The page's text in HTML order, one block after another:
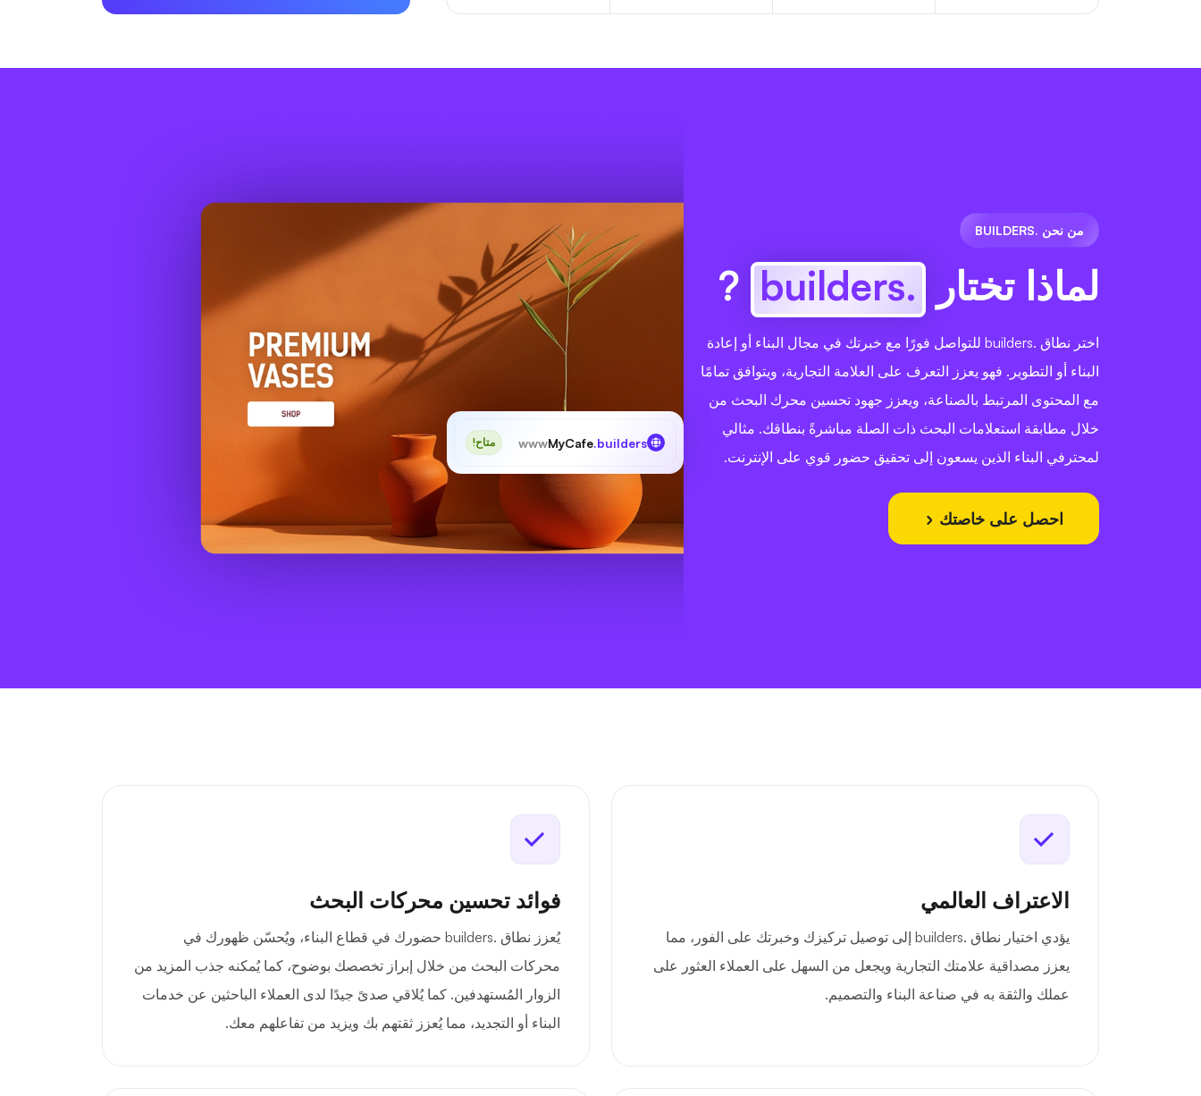
من نحن .BUILDERS
لماذا تختار .builders
?
اختر نطاق .builders للتواصل فورًا مع خبرتك في مجال البناء أو إعادة
البناء أو التطوير. فهو يعزز التعرف على العلامة التجارية، ويتوافق تمامًا
مع المحتوى المرتبط بالصناعة، ويعزز جهود تحسين محرك البحث من
خلال مطابقة استعلامات البحث ذات الصلة مباشرةً بنطاقك. مثالي
لمحترفي البناء الذين يسعون إلى تحقيق حضور قوي على الإنترنت.
احصل على خاصتك
wwwMyCafe.builders متاح!
الاعتراف العالمي
يؤدي اختيار نطاق .builders إلى توصيل تركيزك وخبرتك على الفور، مما
يعزز مصداقية علامتك التجارية ويجعل من السهل على العملاء العثور على
عملك والثقة به في صناعة البناء والتصميم.
فوائد تحسين محركات البحث
يُعزز نطاق .builders حضورك في قطاع البناء، ويُحسّن ظهورك في
محركات البحث من خلال إبراز تخصصك بوضوح، كما يُمكنه جذب المزيد من
الزوار المُستهدفين. كما يُلاقي صدىً جيدًا لدى العملاء الباحثين عن خدمات
البناء أو التجديد، مما يُعزز ثقتهم بك ويزيد من تفاعلهم معك.